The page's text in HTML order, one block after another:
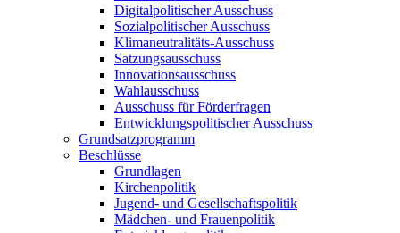
Digitalpolitischer Ausschuss
Sozialpolitischer Ausschuss
Klimaneutralitäts-Ausschuss
Satzungsausschuss
Innovationsausschuss
Wahlausschuss
Ausschuss für Förderfragen
Entwicklungspolitischer Ausschuss
Grundsatzprogramm
Beschlüsse
Grundlagen
Kirchenpolitik
Jugend- und Gesellschaftspolitik
Mädchen- und Frauenpolitik